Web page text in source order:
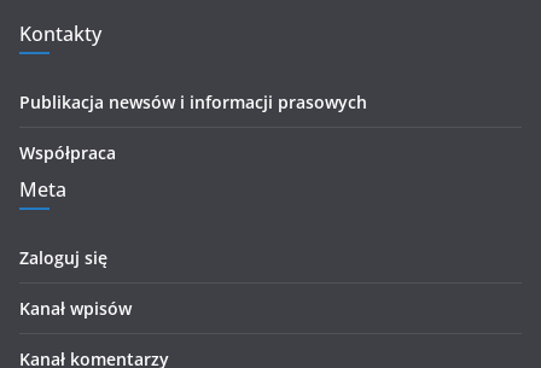
Kontakty
Publikacja newsów i informacji prasowych
Współpraca
Meta
Zaloguj się
Kanał wpisów
Kanał komentarzy